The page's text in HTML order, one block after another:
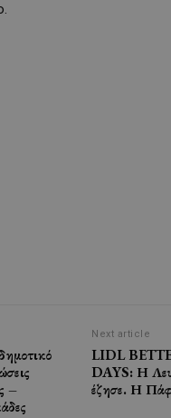
–
Next article
LIDL
DAYS: Η
έζησε. Η